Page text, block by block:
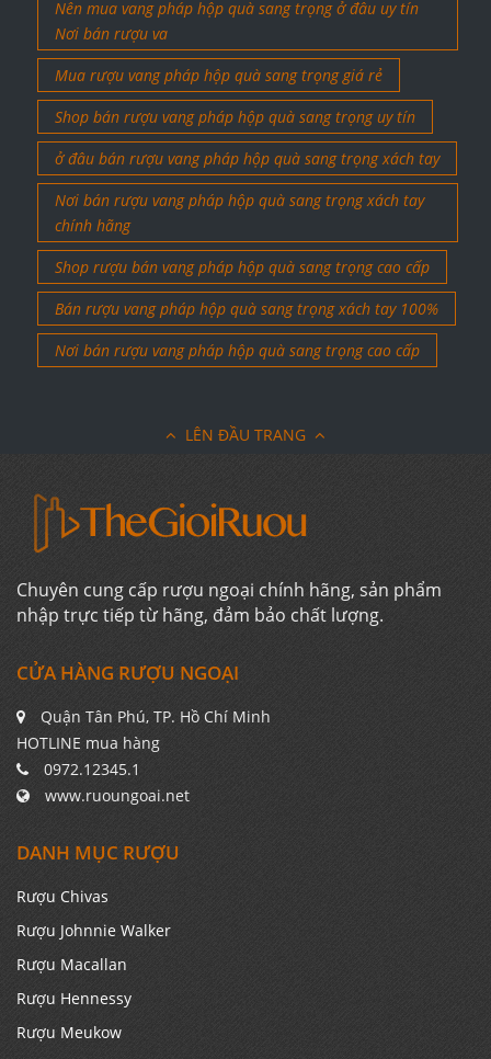
Nên mua vang pháp hộp quà sang trọng ở đâu uy tín
Nơi bán rượu va
Mua rượu vang pháp hộp quà sang trọng giá rẻ
Shop bán rượu vang pháp hộp quà sang trọng uy tín
ở đâu bán rượu vang pháp hộp quà sang trọng xách tay
Nơi bán rượu vang pháp hộp quà sang trọng xách tay
chính hãng
Shop rượu bán vang pháp hộp quà sang trọng cao cấp
Bán rượu vang pháp hộp quà sang trọng xách tay 100%
Nơi bán rượu vang pháp hộp quà sang trọng cao cấp
LÊN ĐẦU TRANG
Chuyên cung cấp rượu ngoại chính hãng, sản phẩm
nhập trực tiếp từ hãng, đảm bảo chất lượng.
CỬA HÀNG RƯỢU NGOẠI
Quận Tân Phú, TP. Hồ Chí Minh
HOTLINE mua hàng
0972.12345.1
www.ruoungoai.net
DANH MỤC RƯỢU
Rượu Chivas
Rượu Johnnie Walker
Rượu Macallan
Rượu Hennessy
Rượu Meukow